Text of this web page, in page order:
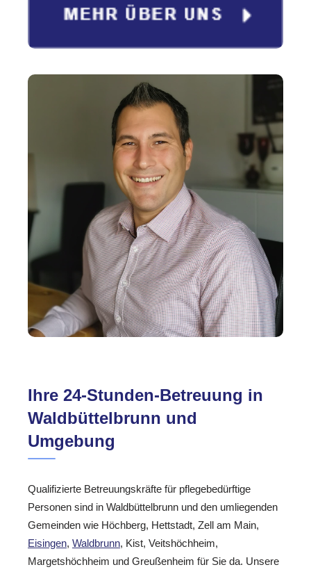
Ihre 24-Stunden-Betreuung in
Waldbüttelbrunn und
Umgebung
Qualifizierte Betreuungskräfte für pflegebedürftige
Personen sind in Waldbüttelbrunn und den umliegenden
Gemeinden wie Höchberg, Hettstadt, Zell am Main,
Eisingen, Waldbrunn, Kist, Veitshöchheim,
Margetshöchheim und Greußenheim für Sie da. Unsere